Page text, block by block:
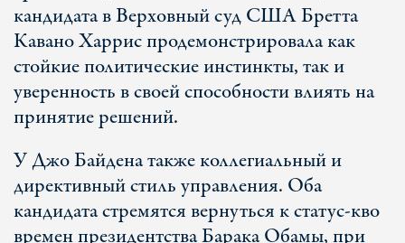
кандидата в Верховный суд США Бретта
Кавано Харрис продемонстрировала как
стойкие политические инстинкты, так и
уверенность в своей способности влиять на
принятие решений.
У Джо Байдена также коллегиальный и
директивный стиль управления. Оба
кандидата стремятся вернуться к статус-кво
времен президентства Барака Обамы, при